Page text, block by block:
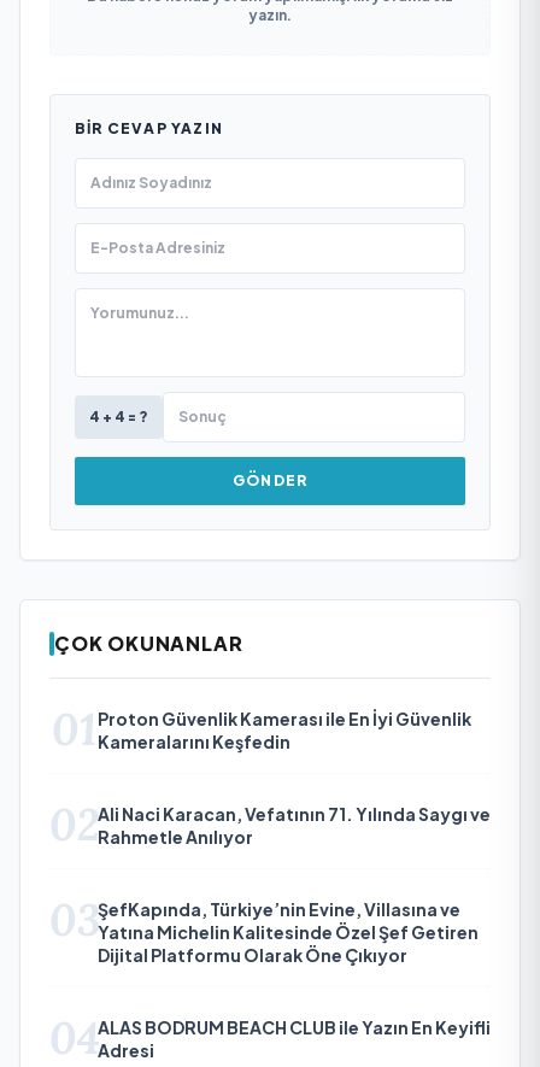
yazın.
BIR CEVAP YAZIN
4 + 4 = ?
GÖNDER
ÇOK OKUNANLAR
01 Proton Güvenlik Kamerası ile En İyi Güvenlik
Kameralarını Keşfedin
02Ali Naci Karacan, Vefatının 71. Yılında Saygı ve
Rahmetle Anılıyor
03ŞefKapında, Türkiye’nin Evine, Villasına ve
Yatına Michelin Kalitesinde Özel Şef Getiren
Dijital Platformu Olarak Öne Çıkıyor
04ALAS BODRUM BEACH CLUB ile Yazın En Keyifli
Adresi